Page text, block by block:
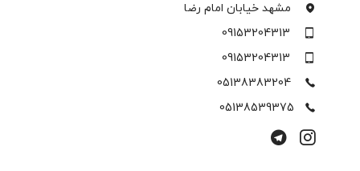
مشهد خیابان امام رضا
09153204313
09153204313
05138383204
05138539375